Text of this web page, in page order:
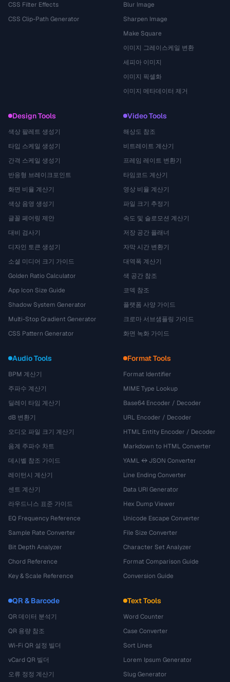
CSS Filter Effects
CSS Clip-Path Generator
Blur Image
Sharpen Image
Make Square
이미지 그레이스케일 변환
세피아 이미지
이미지 픽셀화
이미지 메타데이터 제거
Design Tools
색상 팔레트 생성기
타입 스케일 생성기
간격 스케일 생성기
반응형 브레이크포인트
화면 비율 계산기
색상 음영 생성기
글꼴 페어링 제안
대비 검사기
디자인 토큰 생성기
소셜 미디어 크기 가이드
Golden Ratio Calculator
App Icon Size Guide
Shadow System Generator
Multi-Stop Gradient Generator
CSS Pattern Generator
Video Tools
해상도 참조
비트레이트 계산기
프레임 레이트 변환기
타임코드 계산기
영상 비율 계산기
파일 크기 추정기
속도 및 슬로모션 계산기
저장 공간 플래너
자막 시간 변환기
대역폭 계산기
색 공간 참조
코덱 참조
플랫폼 사양 가이드
크로마 서브샘플링 가이드
화면 녹화 가이드
Audio Tools
BPM 계산기
주파수 계산기
딜레이 타임 계산기
dB 변환기
오디오 파일 크기 계산기
음계 주파수 차트
데시벨 참조 가이드
레이턴시 계산기
센트 계산기
라우드니스 표준 가이드
EQ Frequency Reference
Sample Rate Converter
Bit Depth Analyzer
Chord Reference
Key & Scale Reference
Format Tools
Format Identifier
MIME Type Lookup
Base64 Encoder / Decoder
URL Encoder / Decoder
HTML Entity Encoder / Decoder
Markdown to HTML Converter
YAML ↔ JSON Converter
Line Ending Converter
Data URI Generator
Hex Dump Viewer
Unicode Escape Converter
File Size Converter
Character Set Analyzer
Format Comparison Guide
Conversion Guide
QR & Barcode
QR 데이터 분석기
QR 용량 참조
Wi-Fi QR 설정 빌더
vCard QR 빌더
오류 정정 계산기
Text Tools
Word Counter
Case Converter
Sort Lines
Lorem Ipsum Generator
Slug Generator